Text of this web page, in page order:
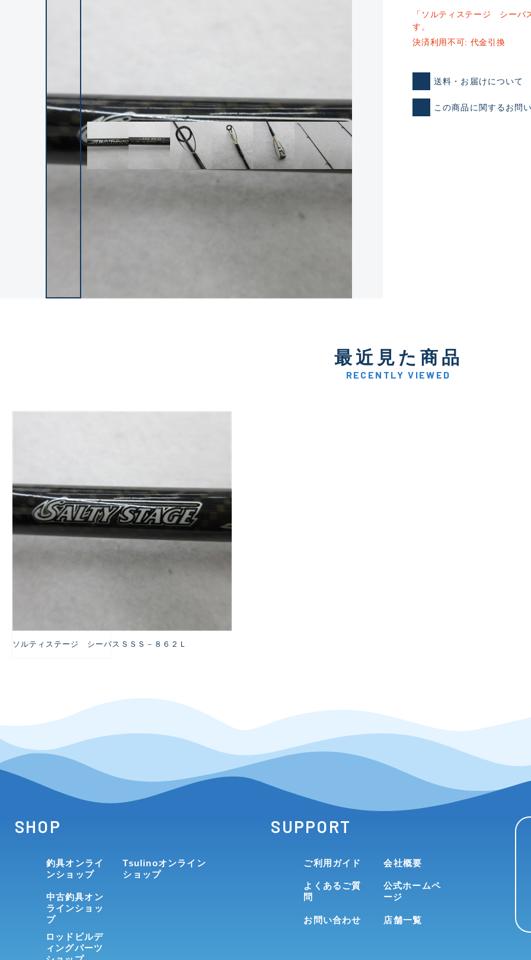
ランクとは？
良
新古品（メーカー問屋から
品）
※店頭展示時の置き傷が付いて
C-
い品
「ソルティステージ シーバ
す。
決済利用不可: 代金引換
送料・お届けについて
この商品に関するお問
最近見た商品
RECENTLY VIEWED
ソルティステージ シーバスＳＳＳ－８６２Ｌ
SHOP
釣具オンライ
ンショップ
中古釣具オン
ラインショッ
プ
ロッドビルデ
ィングパーツ
Tsulinoオンライン
ショップ
SUPPORT
ご利用ガイド
よくあるご質
問
お問い合わせ
会社概要
公式ホームペ
ージ
店舗一覧